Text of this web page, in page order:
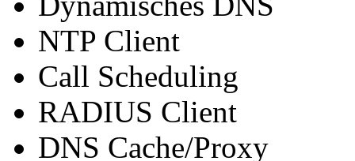
NTP Client
Call Scheduling
RADIUS Client
DNS Cache/Proxy